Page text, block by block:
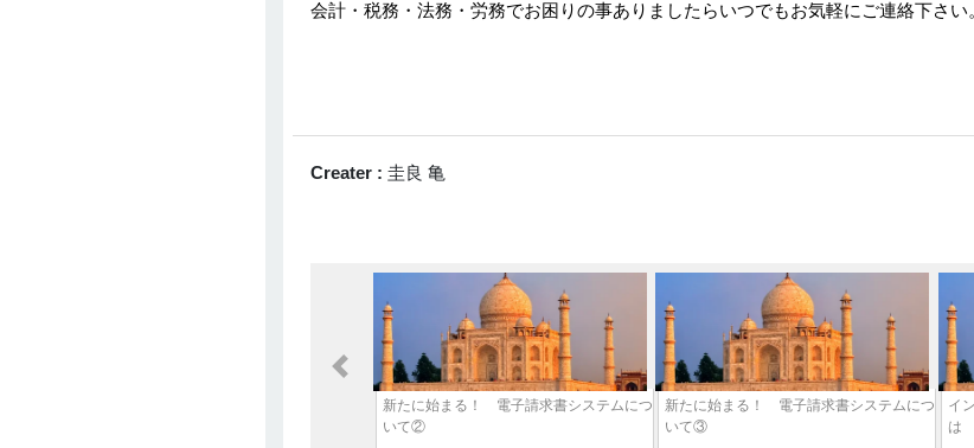
会計・税務・法務・労務でお困りの事ありましたらいつでもお気軽にご連絡下さい
Creater : 圭良 亀
新たに始まる！ 電子請求書システムにつ
いて②
新たに始まる！ 電子請求書システムにつ
いて③
イ
は
Previous